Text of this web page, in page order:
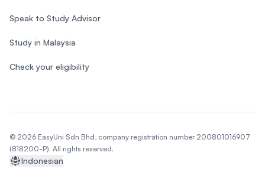
Speak to Study Advisor
Study in Malaysia
Check your eligibility
© 2026 EasyUni Sdn Bhd, company registration number 200801016907
(818200-P). All rights reserved.
Indonesian